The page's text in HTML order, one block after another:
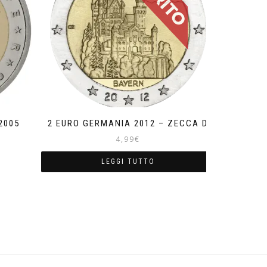
2 EURO GERMANIA 2012 – ZECCA D
4,99€
LEGGI TUTTO